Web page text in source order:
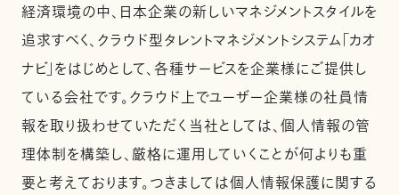
経済環境の中、日本企業の新しいマネジメントスタイルを
追求すべく、クラウド型タレントマネジメントシステム「カオ
ナビ」をはじめとして、各種サービスを企業様にご提供し
ている会社です。クラウド上でユーザー企業様の社員情
報を取り扱わせていただく当社としては、個人情報の管
理体制を構築し、厳格に運用していくことが何よりも重
要と考えております。つきましては個人情報保護に関する